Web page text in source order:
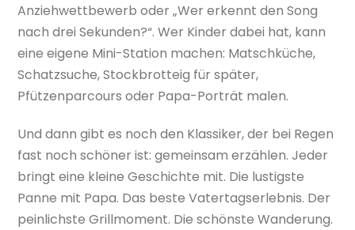
Anziehwettbewerb oder „Wer erkennt den Song
nach drei Sekunden?“. Wer Kinder dabei hat, kann
eine eigene Mini-Station machen: Matschküche,
Schatzsuche, Stockbrotteig für später,
Pfützenparcours oder Papa-Porträt malen.
Und dann gibt es noch den Klassiker, der bei Regen
fast noch schöner ist: gemeinsam erzählen. Jeder
bringt eine kleine Geschichte mit. Die lustigste
Panne mit Papa. Das beste Vatertagserlebnis. Der
peinlichste Grillmoment. Die schönste Wanderung.